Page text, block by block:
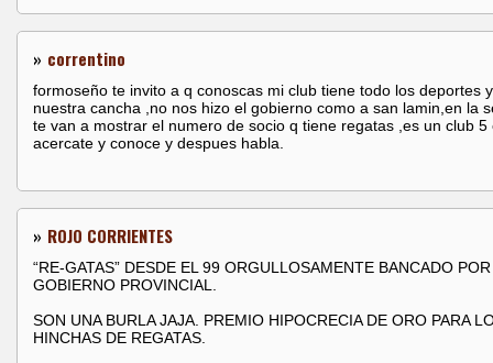
» correntino
formoseño te invito a q conoscas mi club tiene todo los deportes
nuestra cancha ,no nos hizo el gobierno como a san lamin,en la
te van a mostrar el numero de socio q tiene regatas ,es un club 5
acercate y conoce y despues habla.
» ROJO CORRIENTES
“RE-GATAS” DESDE EL 99 ORGULLOSAMENTE BANCADO
GOBIERNO PROVINCIAL.
SON UNA BURLA JAJA. PREMIO HIPOCRECIA DE ORO PARA
HINCHAS DE REGATAS.